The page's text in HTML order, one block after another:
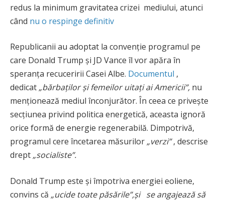
redus la minimum gravitatea crizei mediului, atunci
când nu o respinge definitiv
Republicanii au adoptat la convenție programul pe
care Donald Trump și JD Vance îl vor apăra în
speranța recuceririi Casei Albe. Documentul ,
dedicat „bărbaților și femeilor uitați ai Americii”, nu
menționează mediul înconjurător. În ceea ce privește
secțiunea privind politica energetică, aceasta ignoră
orice formă de energie regenerabilă. Dimpotrivă,
programul cere încetarea măsurilor „verzi”, descrise
drept „socialiste”.
Donald Trump este și împotriva energiei eoliene,
convins că „ucide toate păsările”,și se angajează să